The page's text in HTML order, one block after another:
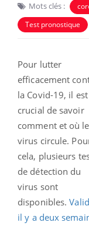
Mots clés :
Test pronostique
Pour lutter
efficacement
la Covid-19, il est
crucial de savoir
comment et où le
virus circule.
cela, plusieurs
de détection du
virus sont
disponibles.
il y a deux